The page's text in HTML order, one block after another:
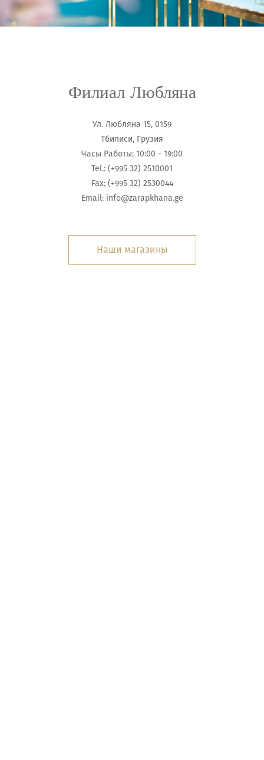
Филиал Любляна
Ул. Любляна 15, 0159
Тбилиси, Грузия
Часы Работы: 10:00 - 19:00
Tel.: (+995 32) 2510001
Fax: (+995 32) 2530044
Email: info@zarapkhana.ge
Наши магазины